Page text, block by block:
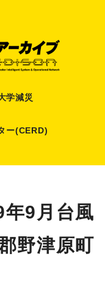
学減災
ー(CERD)
年9月台風
野津原町